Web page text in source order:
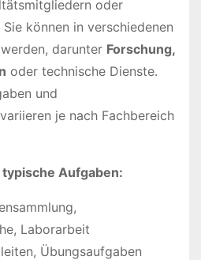
oder
können in verschiedenen
darunter Forschung,
oder technische Dienste.
und
je nach Fachbereich
Aufgaben:
Laborarbeit
Übungsaufgaben